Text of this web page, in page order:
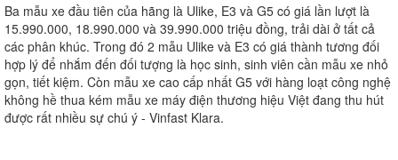
Ba mẫu xe đầu tiên của hãng là Ulike, E3 và G5 có giá lần lượt là
15.990.000, 18.990.000 và 39.990.000 triệu đồng, trải dài ở tất cả
các phân khúc. Trong đó 2 mẫu Ulike và E3 có giá thành tương đối
hợp lý để nhắm đến đối tượng là học sinh, sinh viên cần mẫu xe nhỏ
gọn, tiết kiệm. Còn mẫu xe cao cấp nhất G5 với hàng loạt công nghệ
không hề thua kém mẫu xe máy điện thương hiệu Việt đang thu hút
được rất nhiều sự chú ý - Vinfast Klara.